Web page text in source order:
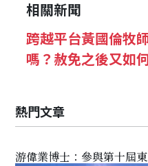
相關新聞
跨越平台黃國倫牧
嗎？赦免之後又如
熱門文章
游偉業博士：參與第十屆